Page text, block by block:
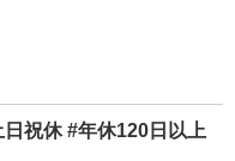
日祝休 #年休120日以上